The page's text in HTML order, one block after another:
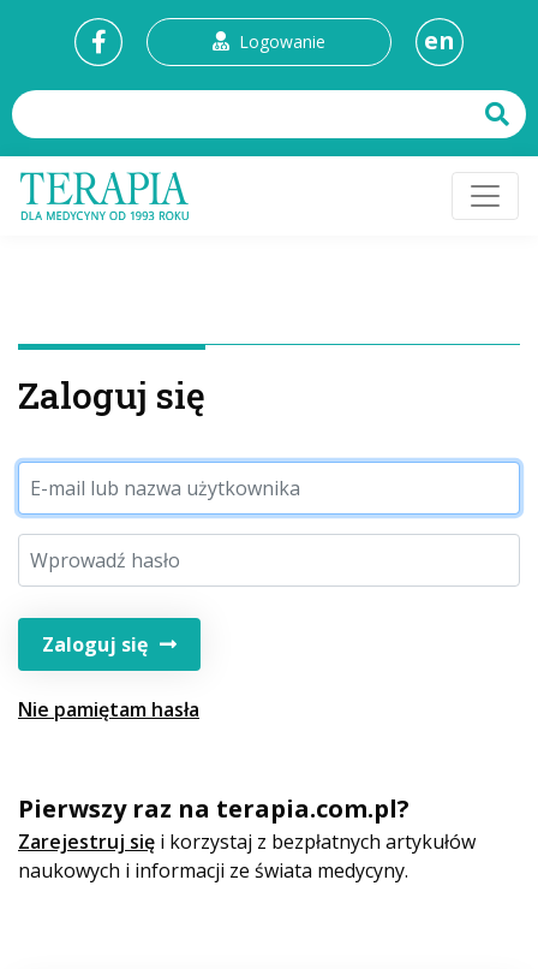
Logowanie en
Zaloguj się
Zaloguj się
Nie pamiętam hasła
Pierwszy raz na terapia.com.pl?
Zarejestruj się i korzystaj z bezpłatnych artykułów
naukowych i informacji ze świata medycyny.